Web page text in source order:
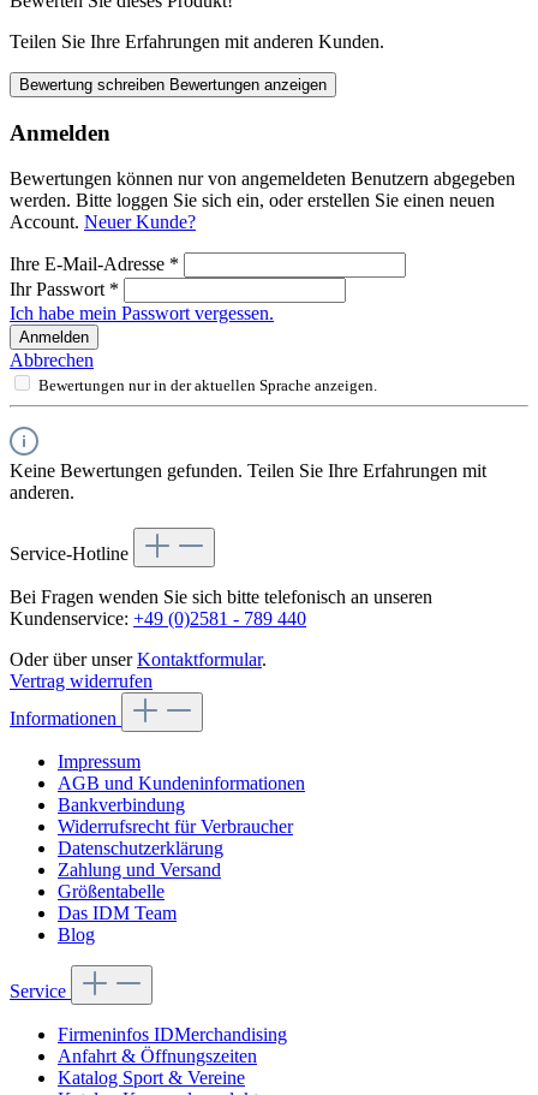
Teilen Sie Ihre Erfahrungen mit anderen Kunden.
Bewertung schreiben Bewertungen anzeigen
Anmelden
Bewertungen können nur von angemeldeten Benutzern abgegeben
werden. Bitte loggen Sie sich ein, oder erstellen Sie einen neuen
Account. Neuer Kunde?
Ihre E-Mail-Adresse *
Ihr Passwort *
Ich habe mein Passwort vergessen.
Anmelden
Abbrechen
Bewertungen nur in der aktuellen Sprache anzeigen.
Keine Bewertungen gefunden. Teilen Sie Ihre Erfahrungen mit
anderen.
Service-Hotline
Bei Fragen wenden Sie sich bitte telefonisch an unseren
Kundenservice: +49 (0)2581 - 789 440
Oder über unserKontaktformular.
Vertrag widerrufen
Informationen
Impressum
AGB und Kundeninformationen
Bankverbindung
Widerrufsrecht für Verbraucher
Datenschutzerklärung
Zahlung und Versand
Größentabelle
Das IDM Team
Blog
Service
Firmeninfos IDMerchandising
Anfahrt & Öffnungszeiten
Katalog Sport & Vereine